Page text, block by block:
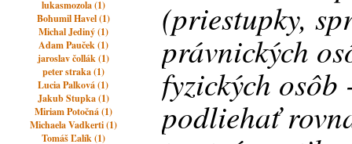
lukasmozola (1)
Bohumil Havel (1)
Michal Jediný (1)
Adam Pauček (1)
jaroslav čollák (1)
peter straka (1)
Lucia Palková (1)
Jakub Stupka (1)
Miriam Potočná (1)
Michaela Vadkerti (1)
Tomáš Ľalík (1)
(priestupky,
právnických
fyzických
podliehať